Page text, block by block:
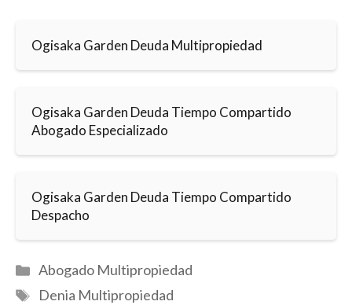
Ogisaka Garden Deuda Multipropiedad
Ogisaka Garden Deuda Tiempo Compartido
Abogado Especializado
Ogisaka Garden Deuda Tiempo Compartido
Despacho
Categorías
Abogado Multipropiedad
Etiquetas
Denia Multipropiedad